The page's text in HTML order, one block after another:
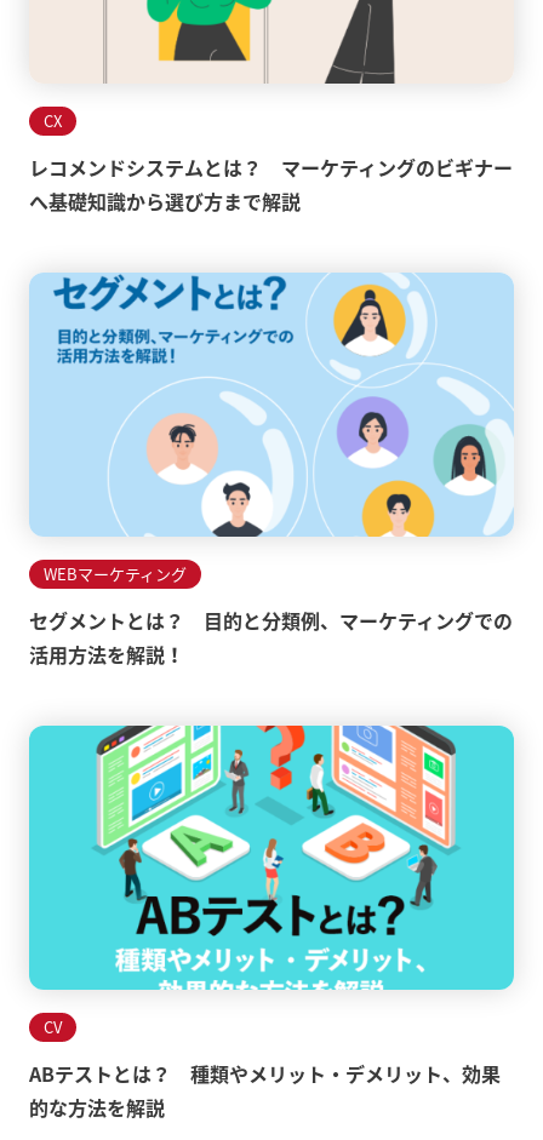
CX
レコメンドシステムとは？ マーケティングのビギナー
へ基礎知識から選び方まで解説
WEBマーケティング
セグメントとは？ 目的と分類例、マーケティングでの
活用方法を解説！
CV
ABテストとは？ 種類やメリット・デメリット、効果
的な方法を解説